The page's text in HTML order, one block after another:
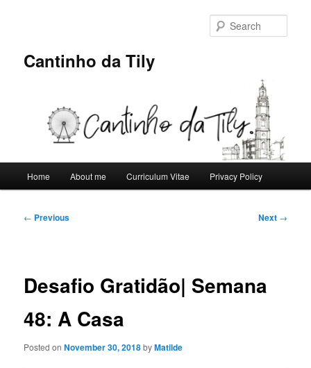
Cantinho da Tily
Home About me Curriculum Vitae Privacy Policy
Post
← Previous Next →
Desafio Gratidão| Semana
48: A Casa
Posted onNovember 30, 2018byMatilde